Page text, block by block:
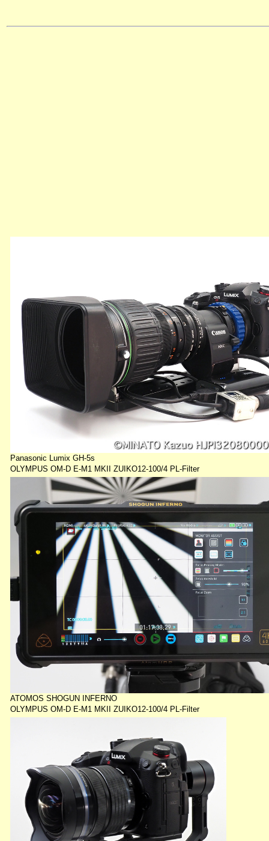
Panasonic Lumix GH-5s
OLYMPUS OM-D E-M1 MKII ZUIKO12-100/4 PL-Filter
ATOMOS SHOGUN INFERNO
OLYMPUS OM-D E-M1 MKII ZUIKO12-100/4 PL-Filter